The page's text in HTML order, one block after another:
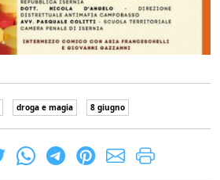
droga e magia 8 giugno